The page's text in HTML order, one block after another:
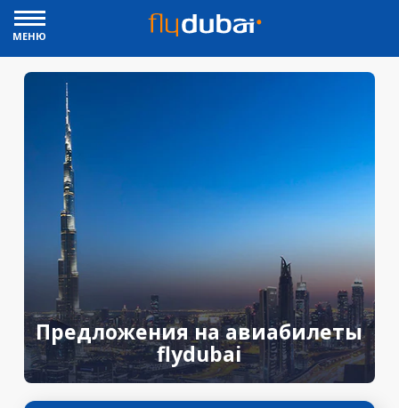
МЕНЮ
Предложения на авиабилеты
flydubai